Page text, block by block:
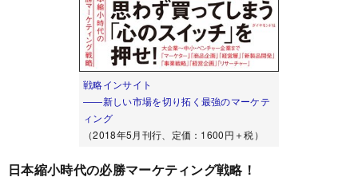
戦略インサイト
――新しい市場を切り拓く最強のマーケテ
ィング
（2018年5月刊行、定価：1600円＋税）
日本縮小時代の必勝マーケティング戦略！